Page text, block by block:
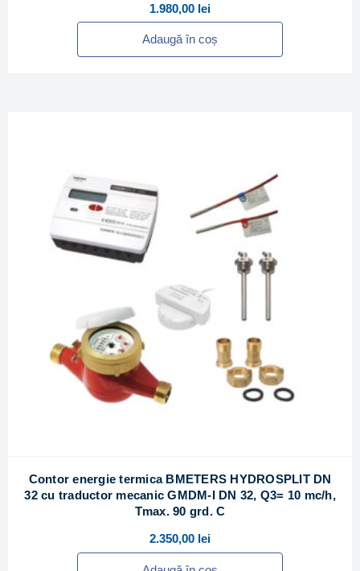
1.980,00 lei
Adaugă în coș
Contor energie termica BMETERS HYDROSPLIT DN
32 cu traductor mecanic GMDM-I DN 32, Q3= 10 mc/h,
Tmax. 90 grd. C
2.350,00 lei